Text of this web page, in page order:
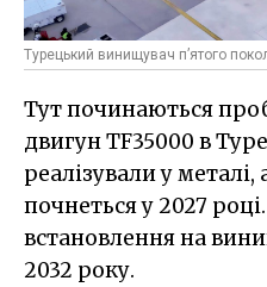
Турецький винищувач п’ятого
Тут починаються
двигун TF35000 в
реалізували у
почнеться у 2027
встановлення на
2032 року.